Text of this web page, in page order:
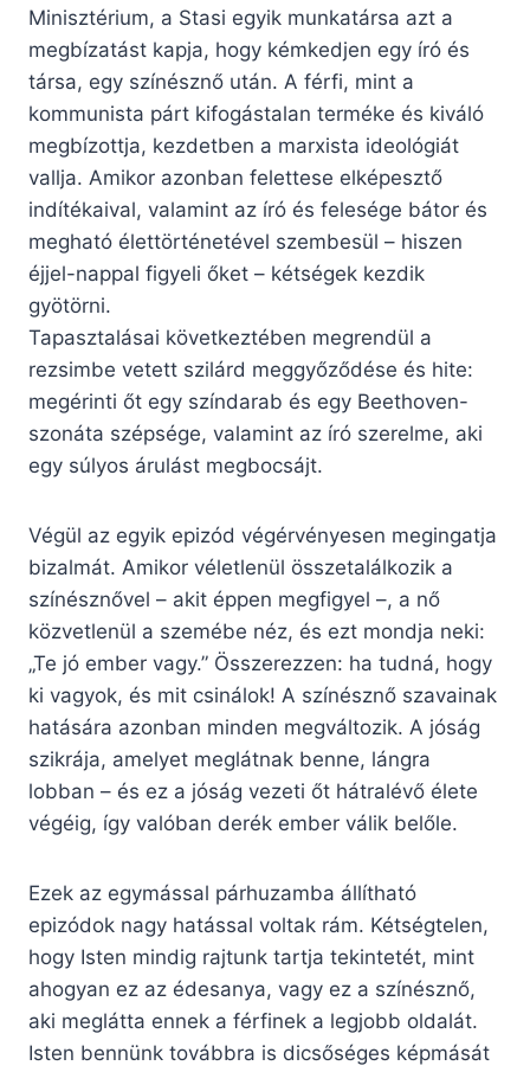
Minisztérium, a Stasi egyik munkatársa azt a
megbízatást kapja, hogy kémkedjen egy író és
társa, egy színésznő után. A férfi, mint a
kommunista párt kifogástalan terméke és kiváló
megbízottja, kezdetben a marxista ideológiát
vallja. Amikor azonban felettese elképesztő
indítékaival, valamint az író és felesége bátor és
megható élettörténetével szembesül – hiszen
éjjel-nappal figyeli őket – kétségek kezdik
gyötörni.
Tapasztalásai következtében megrendül a
rezsimbe vetett szilárd meggyőződése és hite:
megérinti őt egy színdarab és egy Beethoven-
szonáta szépsége, valamint az író szerelme, aki
egy súlyos árulást megbocsájt.
Végül az egyik epizód végérvényesen megingatja
bizalmát. Amikor véletlenül összetalálkozik a
színésznővel – akit éppen megfigyel –, a nő
közvetlenül a szemébe néz, és ezt mondja neki:
„Te jó ember vagy.” Összerezzen: ha tudná, hogy
ki vagyok, és mit csinálok! A színésznő szavainak
hatására azonban minden megváltozik. A jóság
szikrája, amelyet meglátnak benne, lángra
lobban – és ez a jóság vezeti őt hátralévő élete
végéig, így valóban derék ember válik belőle.
Ezek az egymással párhuzamba állítható
epizódok nagy hatással voltak rám. Kétségtelen,
hogy Isten mindig rajtunk tartja tekintetét, mint
ahogyan ez az édesanya, vagy ez a színésznő,
aki meglátta ennek a férfinek a legjobb oldalát.
Isten bennünk továbbra is dicsőséges képmását